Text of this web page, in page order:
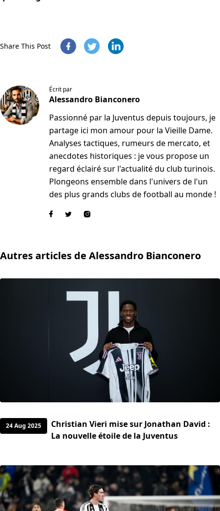
Share This Post
Écrit par
Alessandro Bianconero
Passionné par la Juventus depuis toujours, je
partage ici mon amour pour la Vieille Dame.
Analyses tactiques, rumeurs de mercato, et
anecdotes historiques : je vous propose un
regard éclairé sur l'actualité du club turinois.
Plongeons ensemble dans l'univers de l'un
des plus grands clubs de football au monde !
Autres articles de Alessandro Bianconero
24 Aug 2025
Christian Vieri mise sur Jonathan David :
La nouvelle étoile de la Juventus